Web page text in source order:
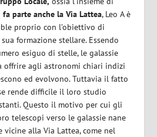
parte anche la Via Lattea, Leo A è
proprio con l’obiettivo di
formazione stellare. Essendo
esiguo di stelle, le galassie
offrire agli astronomi chiari indizi
ed evolvono. Tuttavia il fatto
rende difficile il loro studio
Questo il motivo per cui gli
telescopi verso le galassie nane
vicine alla Via Lattea, come nel